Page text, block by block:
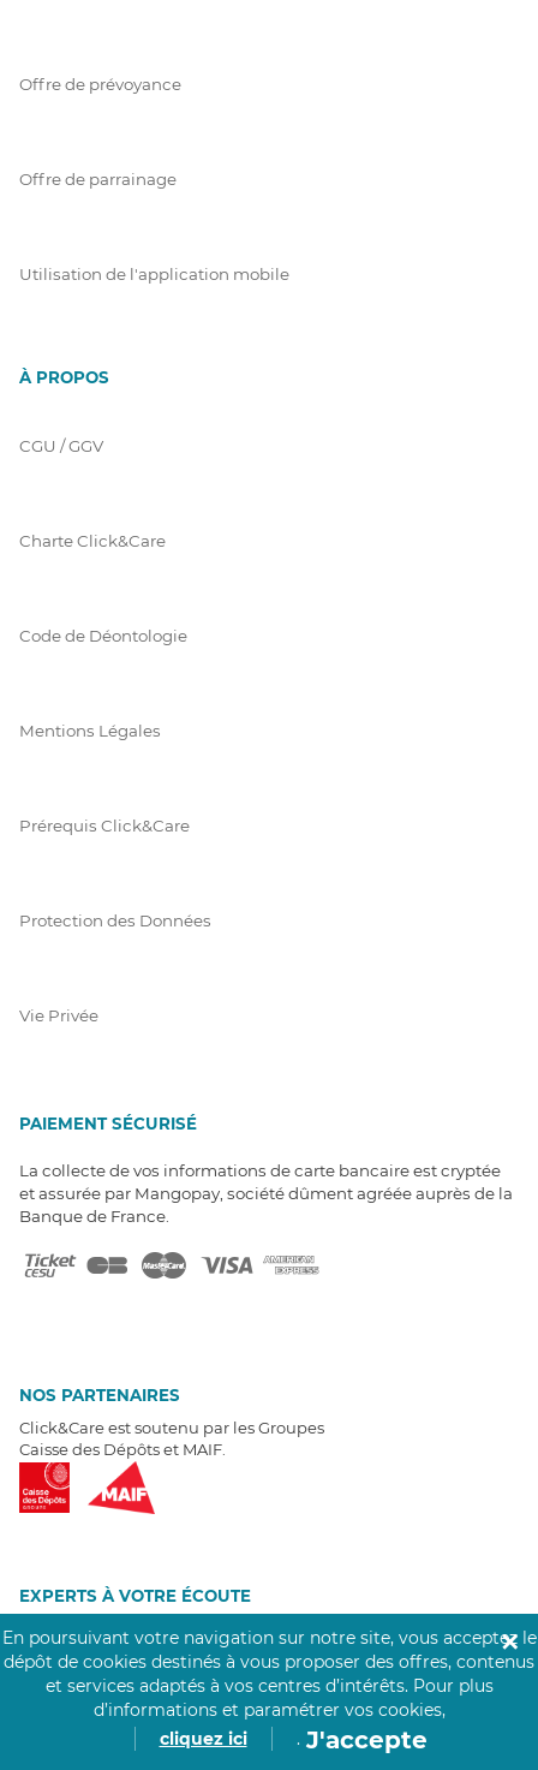
Offre de prévoyance
Offre de parrainage
Utilisation de l'application mobile
À PROPOS
CGU / GGV
Charte Click&Care
Code de Déontologie
Mentions Légales
Prérequis Click&Care
Protection des Données
Vie Privée
PAIEMENT SÉCURISÉ
La collecte de vos informations de carte bancaire est cryptée
et assurée par Mangopay, société dûment agréée auprès de la
Banque de France.
NOS PARTENAIRES
Click&Care est soutenu par les Groupes
Caisse des Dépôts et MAIF.
EXPERTS À VOTRE ÉCOUTE
Un besoin de recrutement ? Click&Care vous accompagne par
téléphone 7/7.
Être rappelé aujourd'hui
MOIGNAGES CLIENTS
En poursuivant votre navigation sur notre site, vous acceptez le
dépôt de cookies destinés à vous proposer des offres, contenus
et services adaptés à vos centres d’intérêts. Pour plus
d’informations et paramétrer vos cookies,
cliquez ici
. J'accepte
✕